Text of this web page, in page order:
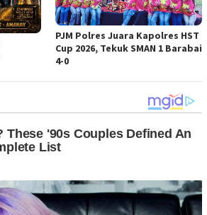
PJM Polres Juara Kapolres HST
Cup 2026, Tekuk SMAN 1 Barabai
4-0